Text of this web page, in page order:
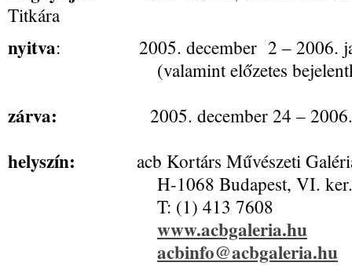
Titkára
nyitva: 2005. december 2 – 2006.
(valamint előzetes
zárva: 2005. december 24 – 2006.
helyszín: acb Kortárs Művészeti
H-1068 Budapest, VI. ker.,
T: (1) 413 7608
www.acbgaleria.hu
acbinfo@acbgaleria.hu